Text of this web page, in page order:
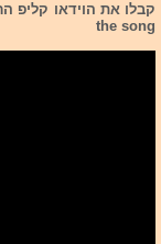
the song